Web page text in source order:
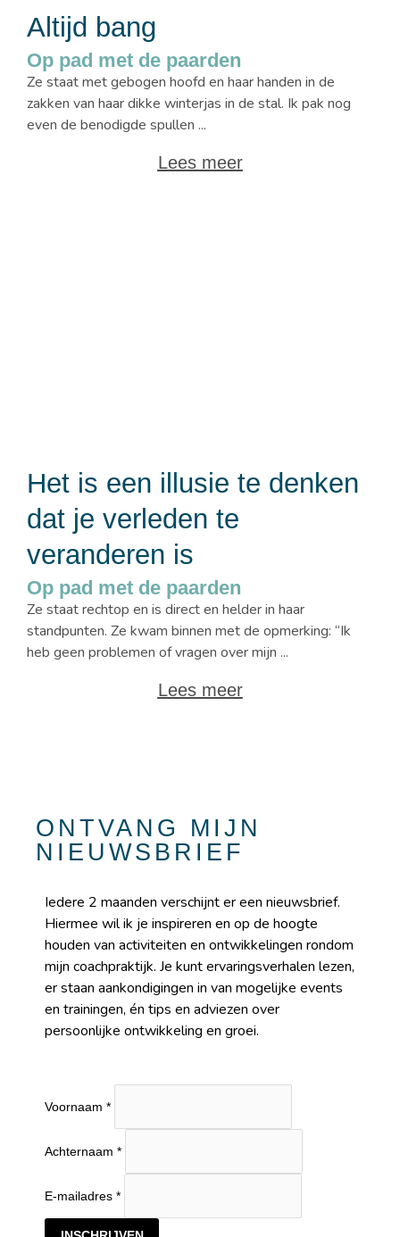
Op pad met de paarden
Altijd bang
Ze staat met gebogen hoofd en haar handen in de
zakken van haar dikke winterjas in de stal. Ik pak nog
even de benodigde spullen ...
Lees meer
Op pad met de paarden
Het is een illusie te denken
dat je verleden te
veranderen is
Ze staat rechtop en is direct en helder in haar
standpunten. Ze kwam binnen met de opmerking: “Ik
heb geen problemen of vragen over mijn ...
Lees meer
ONTVANG MIJN
NIEUWSBRIEF
Iedere 2 maanden verschijnt er een nieuwsbrief.
Hiermee wil ik je inspireren en op de hoogte
houden van activiteiten en ontwikkelingen rondom
mijn coachpraktijk. Je kunt ervaringsverhalen lezen,
er staan aankondigingen in van mogelijke events
en trainingen, én tips en adviezen over
persoonlijke ontwikkeling en groei.
Voornaam *
Achternaam *
E-mailadres *